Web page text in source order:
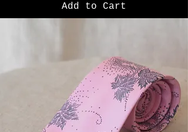
Add to Cart